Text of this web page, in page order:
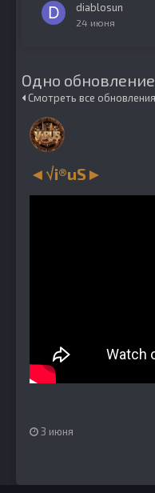
diablosun
24 июня
Одно обновление
Смотреть все
◄√i®uS►
3 июня